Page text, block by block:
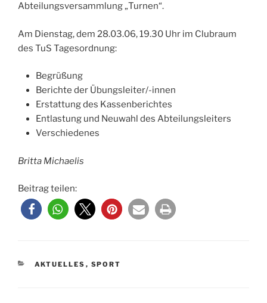
Abteilungsversammlung „Turnen“.
Am Dienstag, dem 28.03.06, 19.30 Uhr im Clubraum
des TuS Tagesordnung:
Begrüßung
Berichte der Übungsleiter/-innen
Erstattung des Kassenberichtes
Entlastung und Neuwahl des Abteilungsleiters
Verschiedenes
Britta Michaelis
Beitrag teilen:
KATEGORIEN
AKTUELLES , SPORT